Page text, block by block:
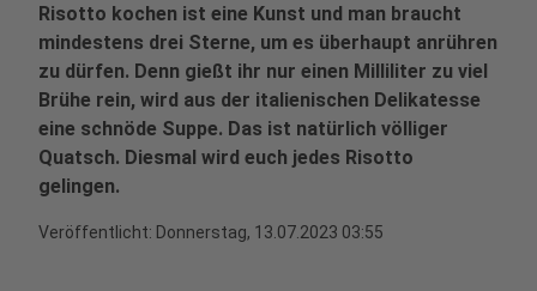
Risotto kochen ist eine Kunst und man braucht
mindestens drei Sterne, um es überhaupt anrühren
zu dürfen. Denn gießt ihr nur einen Milliliter zu viel
Brühe rein, wird aus der italienischen Delikatesse
eine schnöde Suppe. Das ist natürlich völliger
Quatsch. Diesmal wird euch jedes Risotto
gelingen.
Veröffentlicht: Donnerstag, 13.07.2023 03:55